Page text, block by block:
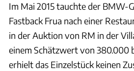
Im Mai 2015 tauchte der BMW-
Fastback Frua nach einer
in der Auktion von RM in der
einem Schätzwert von 380.000
erhielt das Einzelstück keinen